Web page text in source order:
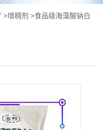
>增稠剂 >食品级海藻酸钠白